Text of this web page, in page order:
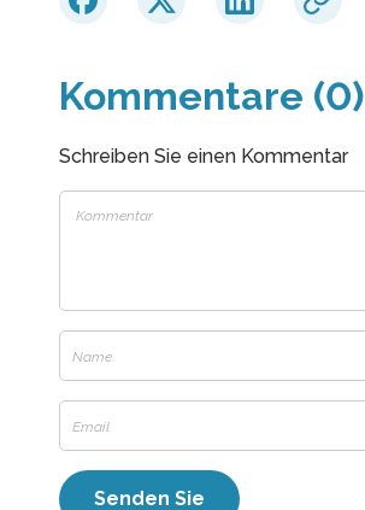
Kommentare (0)
Schreiben Sie einen Kommentar